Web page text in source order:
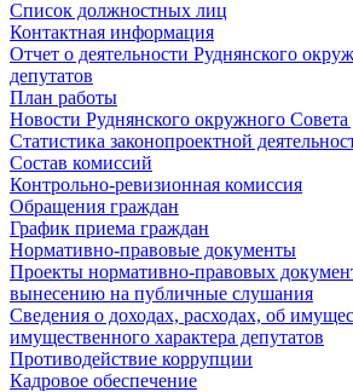
Список должностных лиц
Контактная информация
Отчет о деятельности Руднянского
депутатов
План работы
Новости Руднянского окружного Совета
Статистика законопроектной
Состав комиссий
Контрольно-ревизионная комиссия
Обращения граждан
График приема граждан
Нормативно-правовые документы
Проекты нормативно-правовых
вынесению на публичные слушания
Сведения о доходах, расходах, об
имущественного характера депутатов
Противодействие коррупции
Кадровое обеспечение